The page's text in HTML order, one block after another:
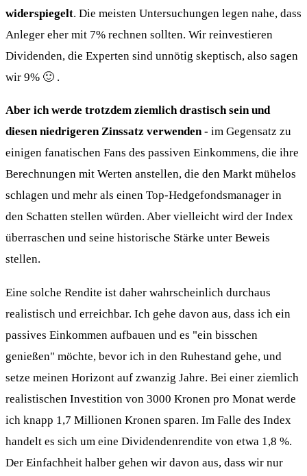
widerspiegelt. Die meisten Untersuchungen legen nahe, dass
Anleger eher mit 7% rechnen sollten. Wir reinvestieren
Dividenden, die Experten sind unnötig skeptisch, also sagen
wir 9% 🙂 .
Aber ich werde trotzdem ziemlich drastisch sein und
diesen niedrigeren Zinssatz verwenden - im Gegensatz zu
einigen fanatischen Fans des passiven Einkommens, die ihre
Berechnungen mit Werten anstellen, die den Markt mühelos
schlagen und mehr als einen Top-Hedgefondsmanager in
den Schatten stellen würden. Aber vielleicht wird der Index
überraschen und seine historische Stärke unter Beweis
stellen.
Eine solche Rendite ist daher wahrscheinlich durchaus
realistisch und erreichbar. Ich gehe davon aus, dass ich ein
passives Einkommen aufbauen und es "ein bisschen
genießen" möchte, bevor ich in den Ruhestand gehe, und
setze meinen Horizont auf zwanzig Jahre. Bei einer ziemlich
realistischen Investition von 3000 Kronen pro Monat werde
ich knapp 1,7 Millionen Kronen sparen. Im Falle des Index
handelt es sich um eine Dividendenrendite von etwa 1,8 %.
Der Einfachheit halber gehen wir davon aus, dass wir nur